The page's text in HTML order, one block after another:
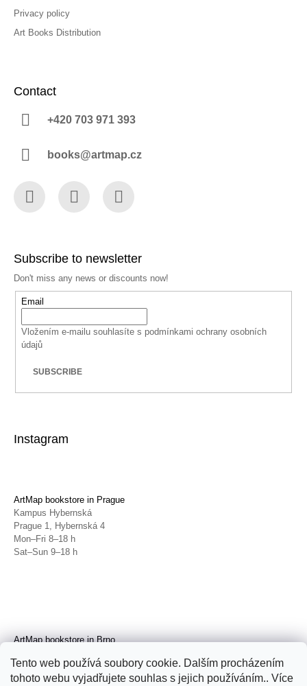
Tento web používá soubory cookie. Dalším procházením
tohoto webu vyjadřujete souhlas s jejich používáním.. Více
Privacy policy
Art Books Distribution
Contact
+420 703 971 393
books@artmap.cz
Subscribe to newsletter
Don't miss any news or discounts now!
Email
Vložením e-mailu souhlasíte s podmínkami ochrany osobních
údajů
SUBSCRIBE
Instagram
ArtMap bookstore in Prague
Kampus Hybernská
Prague 1, Hybernská 4
Mon–Fri 8–18 h
Sat–Sun 9–18 h
ArtMap bookstore in Brno
Brno, Radnická 4
Tue–Fri 11–19 h